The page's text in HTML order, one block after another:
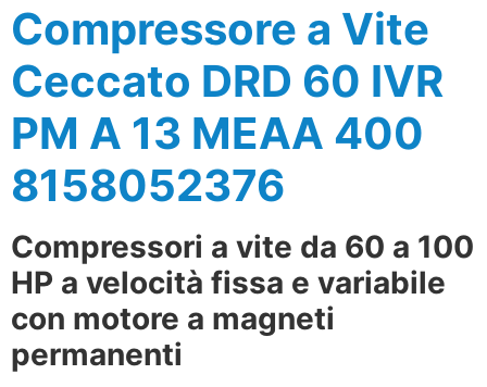
Compressore a Vite
Ceccato DRD 60 IVR
PM A 13 MEAA 400
8158052376
Compressori a vite da 60 a 100
HP a velocità fissa e variabile
con motore a magneti
permanenti